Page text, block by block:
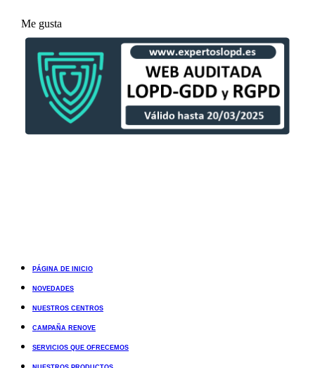
Me gusta
PÁGINA DE INICIO
NOVEDADES
NUESTROS CENTROS
CAMPAÑA RENOVE
SERVICIOS QUE OFRECEMOS